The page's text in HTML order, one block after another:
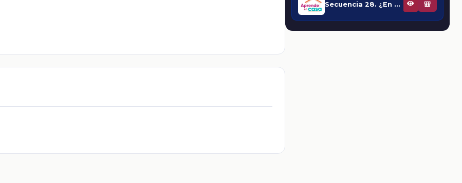
Secuencia 28. ¿En qué consiste el comercio internacional? 🎒